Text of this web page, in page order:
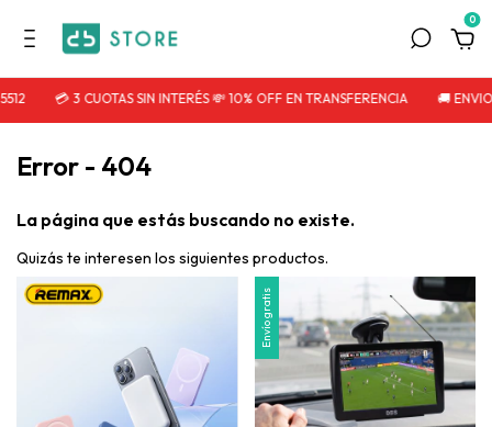
0
💳 3 CUOTAS SIN INTERÉS 💸 10% OFF EN TRANSFERENCIA 🚚
Error - 404
La página que estás buscando no existe.
Quizás te interesen los siguientes productos.
Envío gratis